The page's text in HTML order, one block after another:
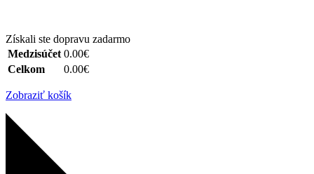
Získali ste dopravu zadarmo
Medzisúčet 0.00€
Celkom
0.00€
Zobraziť košík